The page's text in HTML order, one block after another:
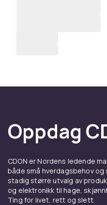
Oppdag
CDON er Nordens ledende
både små hverdagsbehov
stadig større utvalg av
og elektronikk til hage,
Ting for livet, rett og slett.